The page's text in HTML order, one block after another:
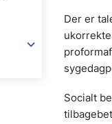
Der er
Socialt